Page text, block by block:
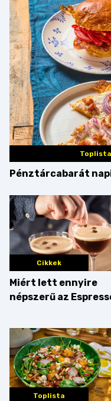
Toplista
Pénztárcabarát
Cikkek
Miért lett ennyire
népszerű az
érdemes enni mellé?
Toplista